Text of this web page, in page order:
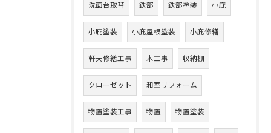
洗面台取替 鉄部 鉄部塗装 小庇
小庇塗装 小庇屋根塗装 小庇修繕
軒天修繕工事 木工事 収納棚
クローゼット 和室リフォーム
物置塗装工事 物置 物置塗装